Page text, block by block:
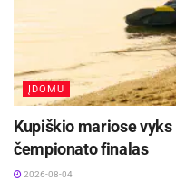
ĮDOMU
Kupiškio mariose
čempionato finalas
2026-08-04